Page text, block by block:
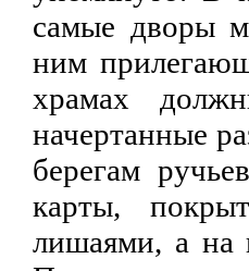
самые дворы
ним
храмах
начертанные
берегам
карты,
лишаями, а на